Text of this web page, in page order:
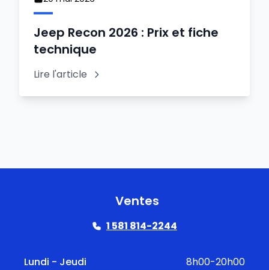
Jeep Recon 2026 : Prix et fiche
technique
Lire l'article
Ventes
1 581 814-2244
Lundi - Jeudi 8h00-20h00